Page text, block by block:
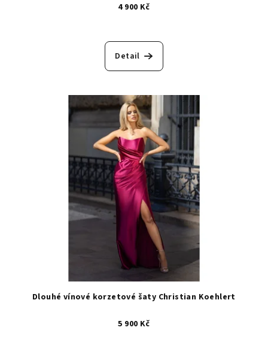
4 900 Kč
Detail
Dlouhé vínové korzetové šaty Christian Koehlert
5 900 Kč